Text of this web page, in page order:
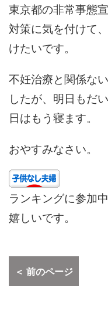
東京都の非常事態
対策に気を付けて
けたいです。
不妊治療と関係な
したが、明日もだ
日はもう寝ます。
おやすみなさい。
ランキングに参加
嬉しいです。
＜ 前のページ